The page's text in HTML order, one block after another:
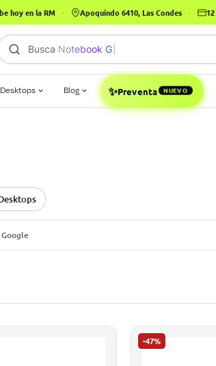
hoy en la RM · Apoquindo 6410, Las Condes ·
Busca Notebook Gamer
Desktops Blog ✨Preventa NUEVO
-47%